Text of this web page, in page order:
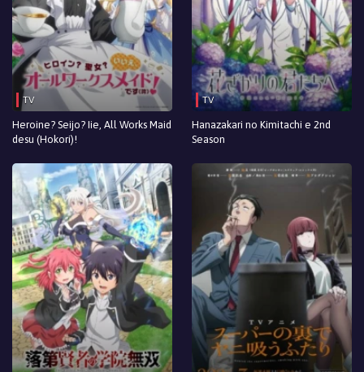
TV
Heroine? Seijo? Iie, All Works Maid
desu (Hokori)!
TV
Hanazakari no Kimitachi e 2nd
Season